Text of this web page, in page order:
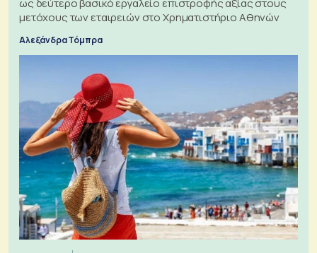
μετόχους των εταιρειών στο Χρηματιστήριο Αθηνών
Αλεξάνδρα Τόμπρα